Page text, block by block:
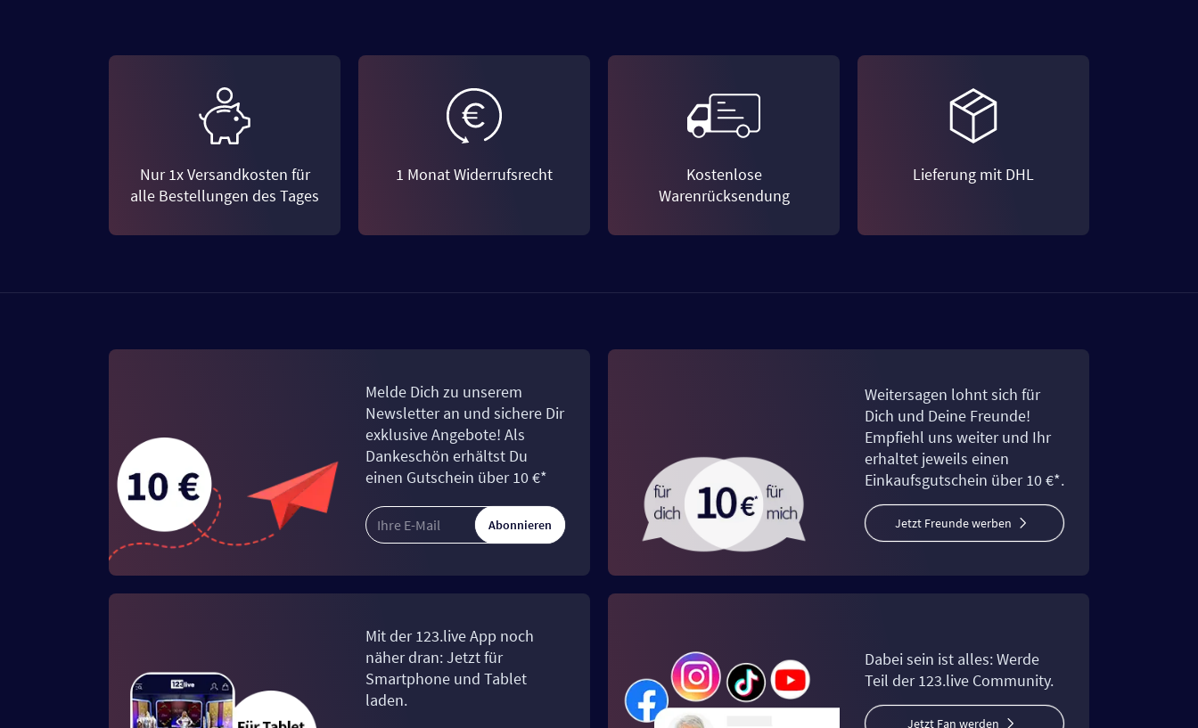
Nur 1x Versandkosten für
alle Bestellungen des Tages
1 Monat Widerrufsrecht
Kostenlose
Warenrücksendung
Lieferung mit DHL
Melde Dich zu unserem
Newsletter an und sichere Dir
exklusive Angebote! Als
Dankeschön erhältst Du
einen Gutschein über 10 €*
Abonnieren
Weitersagen lohnt sich für
Dich und Deine Freunde!
Empfiehl uns weiter und Ihr
erhaltet jeweils einen
Einkaufsgutschein über 10 €*.
Jetzt Freunde werben
Mit der 123.live App noch
näher dran: Jetzt für
Smartphone und Tablet
laden.
Dabei sein ist alles: Werde
Teil der 123.live Community.
Jetzt Fan werden